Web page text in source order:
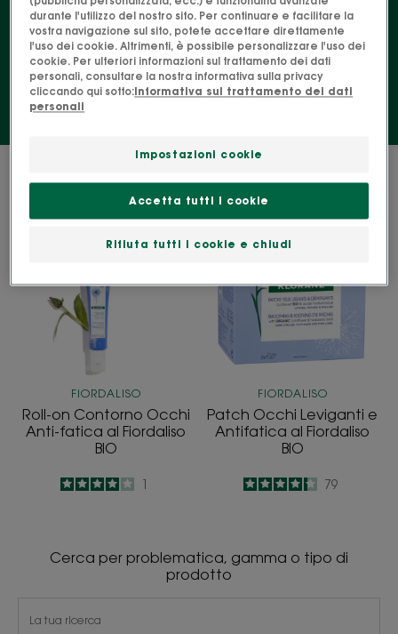
ad affrontare la giornata senza segni di
stanchezza!
Anti-
FIORDALISO
Roll-on Contorno Occhi
Anti-fatica al Fiordaliso
BIO
4/51
Antifatica
al
Fiordaliso
BIO
FIORDALISO
Patch Occhi Leviganti e
Antifatica al Fiordaliso
BIO
4.2
/
5
79
Cerca per problematica, gamma o tipo di
prodotto
durante l'utilizzo del nostro sito. Per continuare e facilitare la
vostra navigazione sul sito, potete accettare direttamente
l'uso dei cookie. Altrimenti, è possibile personalizzare l'uso dei
cookie. Per ulteriori informazioni sul trattamento dei dati
personali, consultare la nostra informativa sulla privacy
cliccando qui sotto:Informativa sul trattamento dei dati
personali
Impostazioni cookie
Rifiuta tutti i cookie e chiudi
Accetta tutti i cookie